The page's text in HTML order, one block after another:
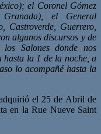
el Coronel Gómez
el General
Castroverde, Guerrero,
algunos discursos y de
Salones donde nos
la 1 de la noche, a
lo acompañé hasta la
el 25 de Abril de
en la Rue Nueve Saint